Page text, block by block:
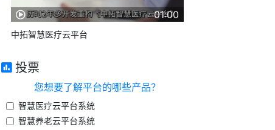
01:00
中拓智慧医疗云平台
投票
您想要了解平台的哪些产品？
智慧医疗云平台系统
智慧养老云平台系统